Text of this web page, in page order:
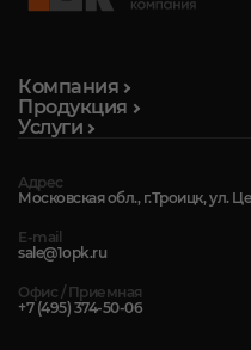
Компания
Продукция
Услуги
Адрес
Московская обл., г.Троицк, ул.
E-mail
sale@1opk.ru
Офис / Приемная
+7 (495) 374-50-06